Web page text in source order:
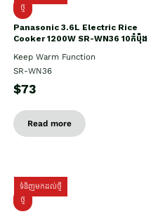
ថ្មី
Panasonic 3.6L Electric Rice
Cooker 1200W SR-WN36 10កំប៉ុង
Keep Warm Function
SR-WN36
$73
Read more
ទំនិញមកដល់ថ្មី
ថ្មី